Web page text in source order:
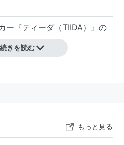
ー『ティーダ（TIIDA）』の
きを読む
もっと見る